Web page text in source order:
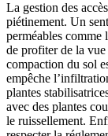
La gestion des
piétinement. Un
perméables comme
de profiter de la
compaction du sol
empêche
plantes
avec des plantes
le ruissellement.